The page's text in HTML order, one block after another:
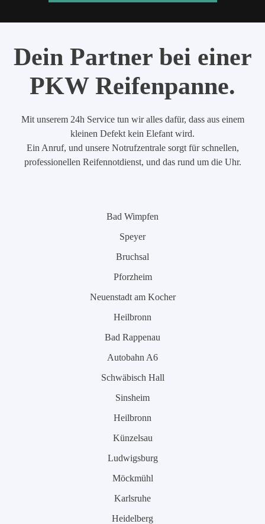
Dein Partner bei einer
PKW Reifenpanne.
Mit unserem 24h Service tun wir alles dafür, dass aus einem
kleinen Defekt kein Elefant wird.
Ein Anruf, und unsere Notrufzentrale sorgt für schnellen,
professionellen Reifennotdienst, und das rund um die Uhr.
Bad Wimpfen
Speyer
Bruchsal
Pforzheim
Neuenstadt am Kocher
Heilbronn
Bad Rappenau
Autobahn A6
Schwäbisch Hall
Sinsheim
Heilbronn
Künzelsau
Ludwigsburg
Möckmühl
Karlsruhe
Heidelberg